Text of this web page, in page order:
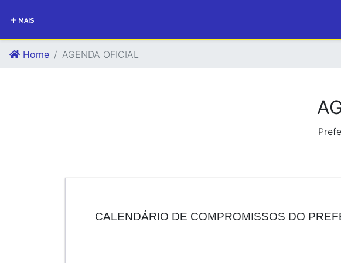
MAIS
Home AGENDA OFICIAL
CALENDÁRIO DE COMPROMISSOS DO